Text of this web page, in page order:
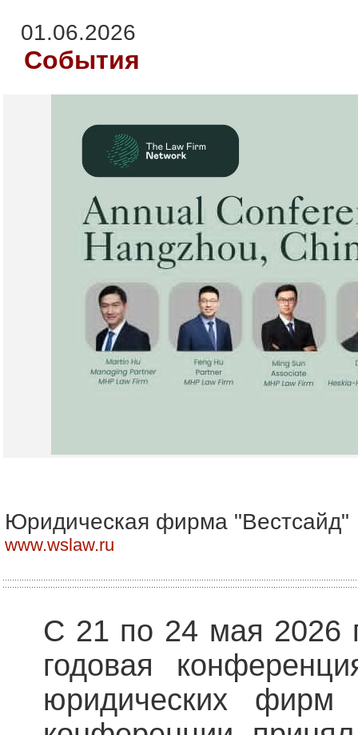
01.06.2026
События
Юридическая фирма "Вестсайд"
www.wslaw.ru
С 21 по 24 мая 2026
годовая
юридических